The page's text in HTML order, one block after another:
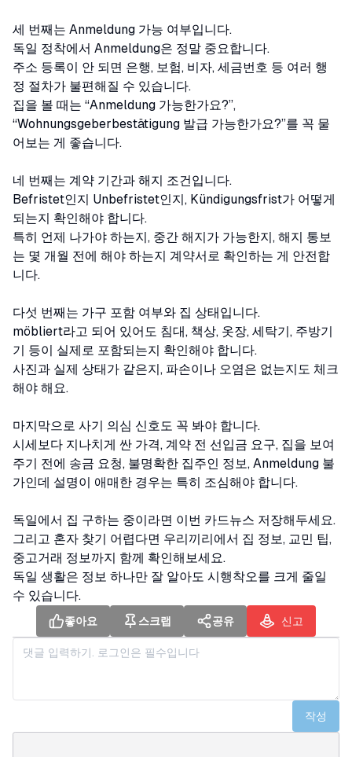
세 번째는 Anmeldung 가능 여부입니다.
독일 정착에서 Anmeldung은 정말 중요합니다.
주소 등록이 안 되면 은행, 보험, 비자, 세금번호 등 여러 행
정 절차가 불편해질 수 있습니다.
집을 볼 때는 “Anmeldung 가능한가요?”,
“Wohnungsgeberbestätigung 발급 가능한가요?”를 꼭 물
어보는 게 좋습니다.
네 번째는 계약 기간과 해지 조건입니다.
Befristet인지 Unbefristet인지, Kündigungsfrist가 어떻게
되는지 확인해야 합니다.
특히 언제 나가야 하는지, 중간 해지가 가능한지, 해지 통보
는 몇 개월 전에 해야 하는지 계약서로 확인하는 게 안전합
니다.
다섯 번째는 가구 포함 여부와 집 상태입니다.
möbliert라고 되어 있어도 침대, 책상, 옷장, 세탁기, 주방기
기 등이 실제로 포함되는지 확인해야 합니다.
사진과 실제 상태가 같은지, 파손이나 오염은 없는지도 체크
해야 해요.
마지막으로 사기 의심 신호도 꼭 봐야 합니다.
시세보다 지나치게 싼 가격, 계약 전 선입금 요구, 집을 보여
주기 전에 송금 요청, 불명확한 집주인 정보, Anmeldung 불
가인데 설명이 애매한 경우는 특히 조심해야 합니다.
독일에서 집 구하는 중이라면 이번 카드뉴스 저장해두세요.
그리고 혼자 찾기 어렵다면 우리끼리에서 집 정보, 교민 팁,
중고거래 정보까지 함께 확인해보세요.
독일 생활은 정보 하나만 잘 알아도 시행착오를 크게 줄일
수 있습니다.
좋아요 스크랩 공유 신고
작성